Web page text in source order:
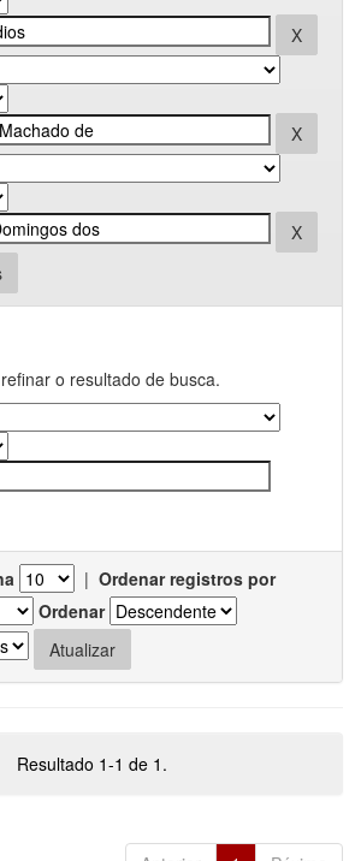
o resultado de busca.
| Ordenar registros por
Ordenar
Resultado 1-1 de 1.